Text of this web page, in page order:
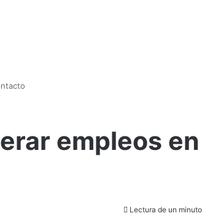
empleos en
Lectura de un minuto